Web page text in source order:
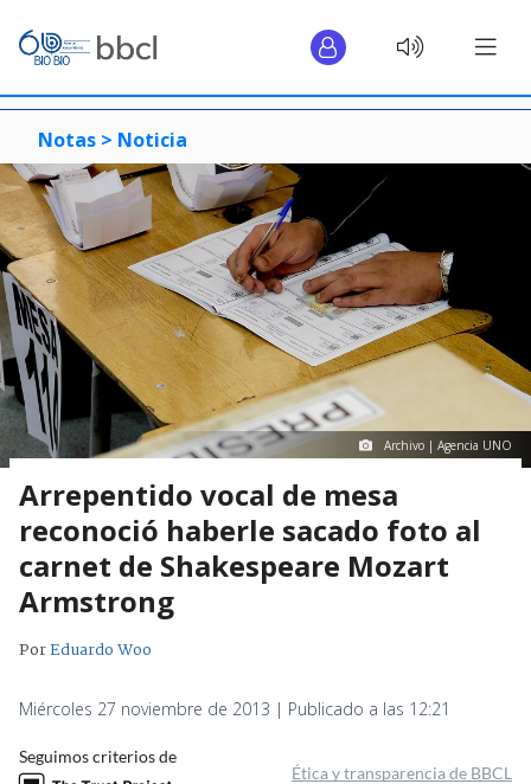
Notas > Noticia
Archivo | Agencia UNO
Arrepentido vocal de mesa
reconoció haberle sacado foto al
carnet de Shakespeare Mozart
Armstrong
PorEduardo Woo
Miércoles 27 noviembre de 2013 | Publicado a las 12:21
Seguimos criterios de
Ética y transparencia de BBCL